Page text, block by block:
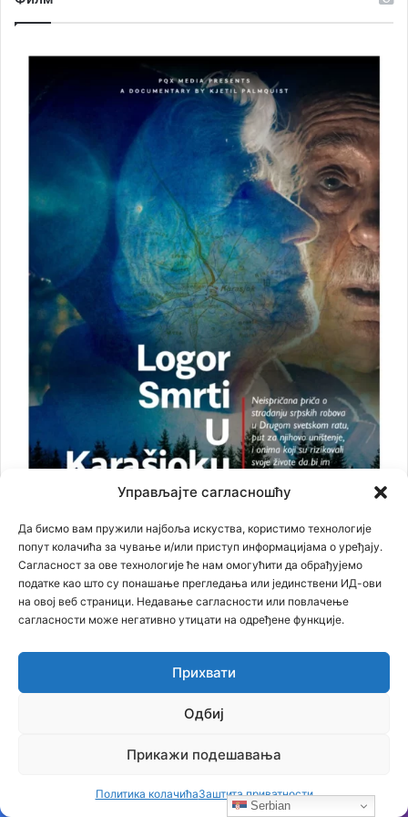
Управљајте сагласношћу
Да бисмо вам пружили најбоља искуства, користимо технологије
попут колачића за чување и/или приступ информацијама о уређају.
Сагласност за ове технологије ће нам омогућити да обрађујемо
податке као што су понашање прегледања или јединствени ИД-ови
на овој веб страници. Недавање сагласности или повлачење
сагласности може негативно утицати на одређене функције.
Прихвати
Одбиј
Прикажи подешавања
Политика колачићаЗаштита приватности
Најновији чланци
Бојанић: Шта нам доноси нови ЗОСОВ и зашто је прича о
лиценци много озбиљнија него што изгледа
09.08.2026
Бојанић: СРБИЈА НЕ СМЕ ДА БИРА ТУЂЕ РАТОВЕ – МОРА
КОЈИ И ДАНАС ЖИВИ У ИМЕНУ БЕОГРАДСКЕ ШУМЕ
Serbian